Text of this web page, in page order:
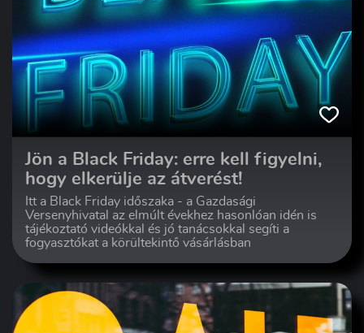
Jön a Black Friday: erre kell figyelni,
hogy elkerülje az átverést!
Itt a Black Friday időszaka - a Gazdasági
Versenyhivatal az elmúlt évekhez hasonlóan idén is
tájékoztató videókkal és jó tanácsokkal segíti a
fogyasztókat a körültekintő vásárlásban